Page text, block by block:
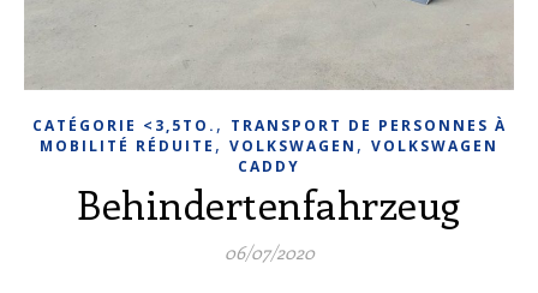
CATÉGORIE <3,5TO. , TRANSPORT DE PERSONNES À
MOBILITÉ RÉDUITE , VOLKSWAGEN , VOLKSWAGEN
CADDY
Behindertenfahrzeug
06/07/2020